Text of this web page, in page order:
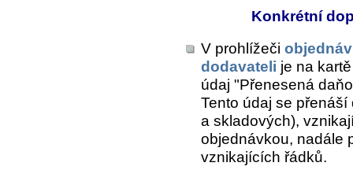
Konkrétní
V prohlížeči
dodavateli je na
údaj "Přenesená
Tento údaj se
a skladových),
objednávkou, nadále
vznikajících řádků.